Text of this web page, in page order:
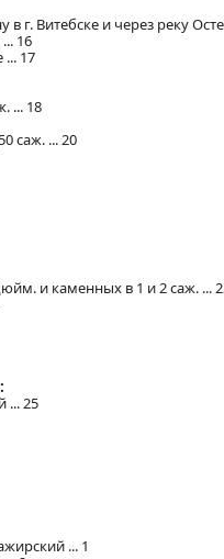
г. Витебске и через реку
16
17
... 18
саж. ... 20
и каменных в 1 и 2 саж. ...
... 25
... 1